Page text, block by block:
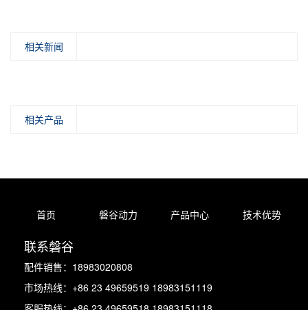
相关新闻
相关产品
首页 磐谷动力 产品中心 技术优势
联系磐谷
配件销售：18983020808
市场热线：+86 23 49659519 18983151119